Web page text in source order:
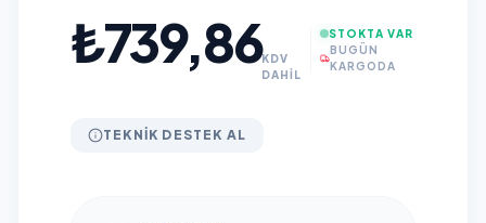
₺739,86KDV
DAHİL
STOKTA VAR
BUGÜN
KARGODA
TEKNIK DESTEK AL